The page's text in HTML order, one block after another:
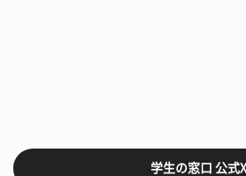
学生の窓口 公式X